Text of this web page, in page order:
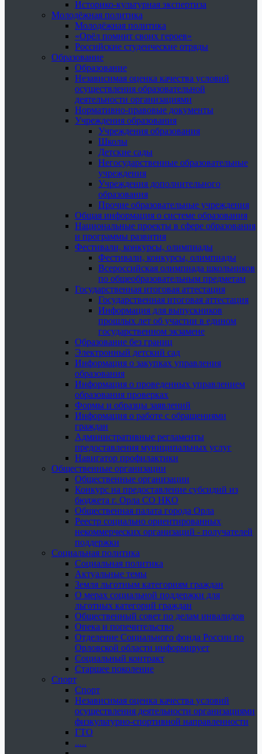
Историко-культурная экспертиза
Молодёжная политика
Молодёжная политика
«Орёл помнит своих героев»
Российские студенческие отряды
Образование
Образование
Независимая оценка качества условий
осуществления образовательной
деятельности организациями
Нормативно-правовые документы
Учреждения образования
Учреждения образования
Школы
Детские сады
Негосударственные образовательные
учреждения
Учреждения дополнительного
образования
Прочие образовательные учреждения
Общая информация о системе образования
Национальные проекты в сфере образования
и программы развития
Фестивали, конкурсы, олимпиады
Фестивали, конкурсы, олимпиады
Всероссийская олимпиада школьников
по общеобразовательным предметам
Государственная итоговая аттестация
Государственная итоговая аттестация
Информация для выпускников
прошлых лет об участии в едином
государственном экзамене
Образование без границ
Электронный детский сад
Информация о закупках управления
образования
Информация о проведенных управлением
образования проверках
Формы и образцы заявлений
Информация о работе с обращениями
граждан
Административные регламенты
предоставления муниципальных услуг
Навигатор профилактики
Общественные организации
Общественные организации
Конкурс на предоставление субсидий из
бюджета г. Орла СО НКО
Общественная палата города Орла
Реестр социально ориентированных
некоммерческих организаций - получателей
поддержки
Социальная политика
Социальная политика
Актуальные темы
Земля льготным категориям граждан
О мерах социальной поддержки для
льготных категорий граждан
Общественный совет по делам инвалидов
Опека и попечительство
Отделение Социального фонда России по
Орловской области информирует
Социальный контракт
Старшее поколение
Спорт
Спорт
Независимая оценка качества условий
осуществления деятельности организациями
физкультурно-спортивной направленности
ГТО
.....